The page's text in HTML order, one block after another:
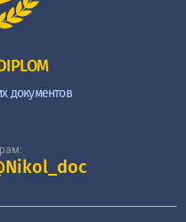
документов